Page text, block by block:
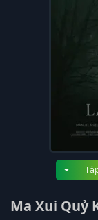
Ma Xui Quỷ